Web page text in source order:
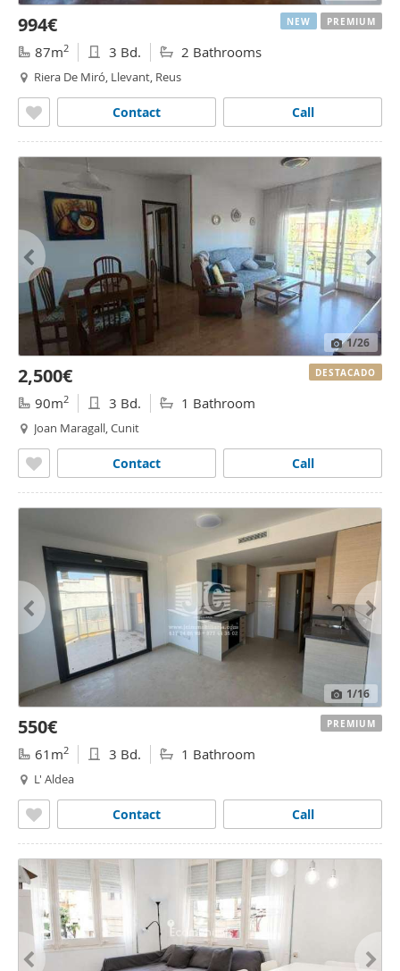
994€
87m2 3 Bd. 2 Bathrooms
Riera De Miró, Llevant, Reus
Call
Contact
NEW PREMIUM
1/26
2,500€
90m2 3 Bd. 1 Bathroom
Joan Maragall, Cunit
Call
Contact
DESTACADO
1/16
550€
61m2 3 Bd. 1 Bathroom
L' Aldea
Call
Contact
PREMIUM